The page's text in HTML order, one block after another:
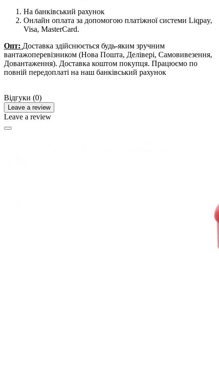
На банківський рахунок
Онлайн оплата за допомогою платіжної системи Liqpay,
Visa, MasterCard.
Опт: Доставка здійснюється будь-яким зручним
вантажоперевізником (Нова Пошта, Делівері, Самовивезення,
Довантаження). Доставка коштом покупця. Працюємо по
повній передоплаті на наш банківський рахунок
Відгуки (0)
Leave a review
Leave a review